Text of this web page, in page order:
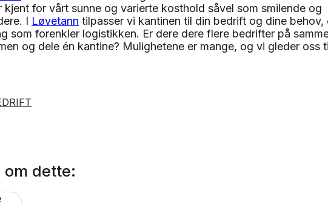
kjent for vårt sunne og varierte kosthold såvel som smilende og
I Løvetann tilpasser vi kantinen til din bedrift og dine behov,
som forenkler logistikken. Er dere dere flere bedrifter på
og dele én kantine? Mulighetene er mange, og vi gleder oss
dette: